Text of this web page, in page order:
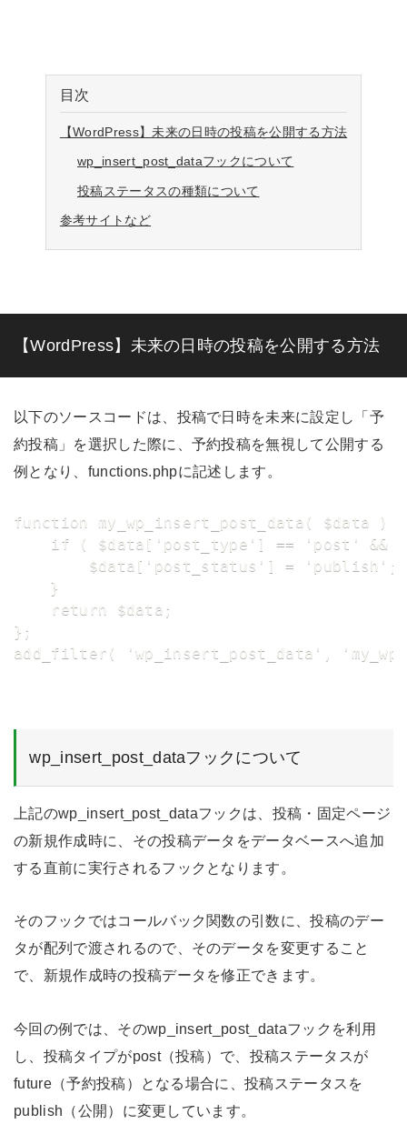
目次
【WordPress】未来の日時の投稿を公開する方法
wp_insert_post_dataフックについて
投稿ステータスの種類について
参考サイトなど
【WordPress】未来の日時の投稿を公開する方法
以下のソースコードは、投稿で日時を未来に設定し「予
約投稿」を選択した際に、予約投稿を無視して公開する
例となり、functions.phpに記述します。
function my_wp_insert_post_data( $data ) {
if ( $data['post_type'] == 'post' &&
        $data['post_status'] = 'publish';
    return $data;
};
add_filter( 'wp_insert_post_data',
wp_insert_post_dataフックについて
上記のwp_insert_post_dataフックは、投稿・固定ページ
の新規作成時に、その投稿データをデータベースへ追加
する直前に実行されるフックとなります。
そのフックではコールバック関数の引数に、投稿のデー
タが配列で渡されるので、そのデータを変更すること
で、新規作成時の投稿データを修正できます。
今回の例では、そのwp_insert_post_dataフックを利用
し、投稿タイプがpost（投稿）で、投稿ステータスが
future（予約投稿）となる場合に、投稿ステータスを
publish（公開）に変更しています。